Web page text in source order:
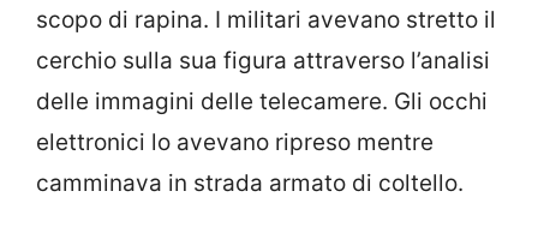
scopo di rapina. I militari avevano stretto il
cerchio sulla sua figura attraverso l’analisi
delle immagini delle telecamere. Gli occhi
elettronici lo avevano ripreso mentre
camminava in strada armato di coltello.